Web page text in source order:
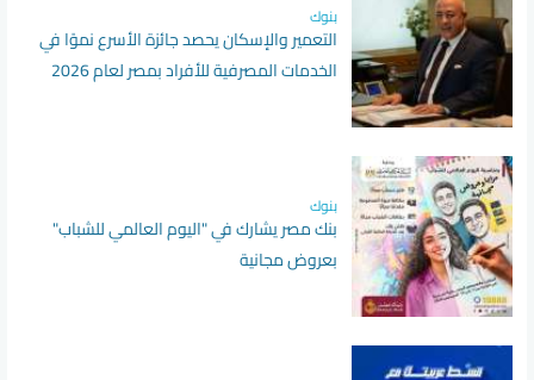
بنوك
التعمير والإسكان يحصد جائزة الأسرع نموًا في
الخدمات المصرفية للأفراد بمصر لعام 2026
بنوك
بنك مصر يشارك في "اليوم العالمي للشباب"
بعروض مجانية